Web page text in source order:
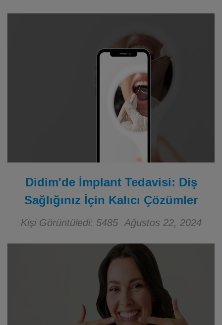
Didim'de İmplant Tedavisi: Diş
Sağlığınız İçin Kalıcı Çözümler
Kişi Görüntüledi: 5485 Ağustos 22, 2024